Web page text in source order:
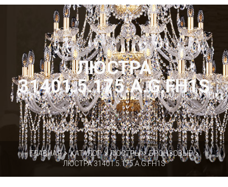
ЛЮСТРА
31401.5.175.A.G.FH1S
ГЛАВНАЯ КАТАЛОГ ЛЮСТРЫ
БРОНЗОВЫЕ
ЛЮСТРА 31401.5.175.A.G.FH1S